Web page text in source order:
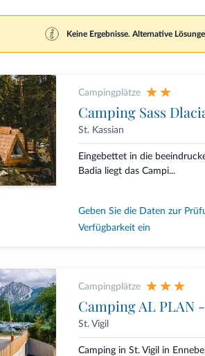
Keine Ergebnisse. Alternative
Campingplätze
Camping Sass
St. Kassian
Eingebettet in die
Badia liegt das Campi...
Geben Sie die Daten zur
Verfügbarkeit ein
Campingplätze
Camping AL PLAN
St. Vigil
Camping in St. Vigil in